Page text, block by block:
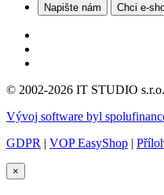
Napište nám Chci e-
© 2002-2026 IT STUDIO
Vývoj software byl
GDPR | VOP EasyShop |
×